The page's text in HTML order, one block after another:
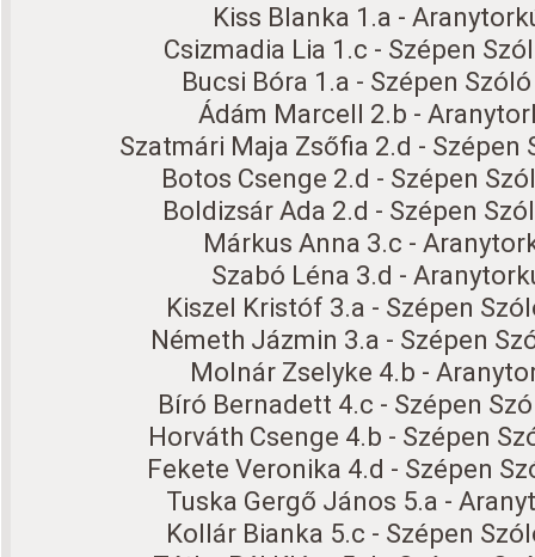
Kiss Blanka 1.a -
Csizmadia Lia 1.c - Szépen
Bucsi Bóra 1.a - Szépen
Ádám Marcell 2.b -
Szatmári Maja Zsőfia 2.d - Szépen
Botos Csenge 2.d - Szépen
Boldizsár Ada 2.d - Szépen
Márkus Anna 3.c -
Szabó Léna 3.d -
Kiszel Kristóf 3.a - Szépen
Németh Jázmin 3.a - Szépen
Molnár Zselyke 4.b -
Bíró Bernadett 4.c - Szépen
Horváth Csenge 4.b - Szépen
Fekete Veronika 4.d - Szépen
Tuska Gergő János 5.a -
Kollár Bianka 5.c - Szépen